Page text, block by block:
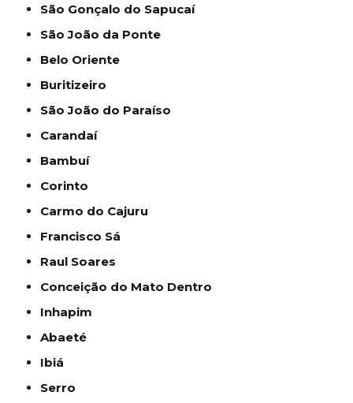
São Gonçalo do Sapucaí
São João da Ponte
Belo Oriente
Buritizeiro
São João do Paraíso
Carandaí
Bambuí
Corinto
Carmo do Cajuru
Francisco Sá
Raul Soares
Conceição do Mato Dentro
Inhapim
Abaeté
Ibiá
Serro